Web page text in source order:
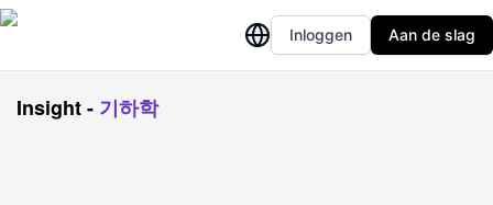
Inloggen Aan de slag
Insight- 기하학